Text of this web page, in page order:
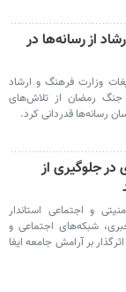
از رسانه‌ها در
وزارت فرهنگ و ارشاد
جنگ رمضان از تلاش‌های
رسانه‌ها قدردانی کرد.
جلوگیری از
و اجتماعی استاندار
شبکه‌های اجتماعی و
بر آرامش جامعه ایفا